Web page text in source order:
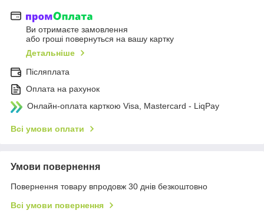
Ви отримаєте замовлення
або гроші повернуться на вашу картку
Детальніше
Післяплата
Оплата на рахунок
Онлайн-оплата карткою Visa, Mastercard - LiqPay
Всі умови оплати
Умови повернення
Повернення товару впродовж 30 днів безкоштовно
Всі умови повернення